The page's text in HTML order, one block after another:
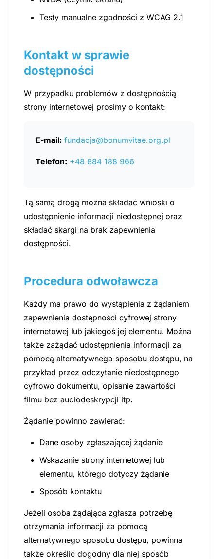
Testy manualne zgodności z WCAG 2.1
Kontakt w sprawie
dostępności
W przypadku problemów z dostępnością
strony internetowej prosimy o kontakt:
E-mail: fundacja@bonumvitae.org.pl
Telefon: +48 884 188 966
Tą samą drogą można składać wnioski o
udostępnienie informacji niedostępnej oraz
składać skargi na brak zapewnienia
dostępności.
Procedura odwoławcza
Każdy ma prawo do wystąpienia z żądaniem
zapewnienia dostępności cyfrowej strony
internetowej lub jakiegoś jej elementu. Można
także zażądać udostępnienia informacji za
pomocą alternatywnego sposobu dostępu, na
przykład przez odczytanie niedostępnego
cyfrowo dokumentu, opisanie zawartości
filmu bez audiodeskrypcji itp.
Żądanie powinno zawierać:
Dane osoby zgłaszającej żądanie
Wskazanie strony internetowej lub
elementu, którego dotyczy żądanie
Sposób kontaktu
Jeżeli osoba żądająca zgłasza potrzebę
otrzymania informacji za pomocą
alternatywnego sposobu dostępu, powinna
także określić dogodny dla niej sposób